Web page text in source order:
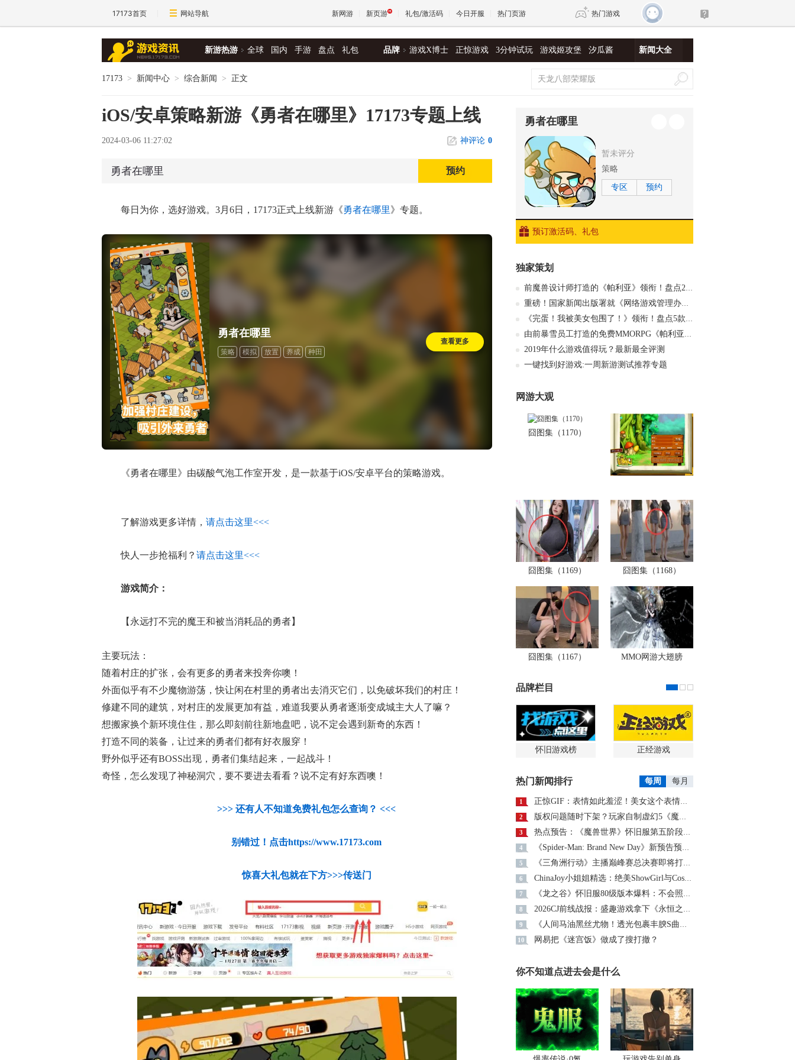
17173首页 网站导航 新网游 新页游 礼包/激活码 今日开服 热门页游 热门游戏
王权与自由 诛仙世界 新仙侠5
新游热游 全球 国内 手游 盘点 礼包 品牌 游戏X博士 正惊游戏 3分钟试玩 游戏姬攻堡 汐瓜酱 新闻大全
17173 > 新闻中心 > 综合新闻 > 正文
iOS/安卓策略新游《勇者在哪里》17173专题上线
2024-03-06 11:27:02 神评论 0
勇者在哪里 预约
每日为你，选好游戏。3月6日，17173正式上线新游《勇者在哪里》专题。
勇者在哪里
策略 模拟 放置 养成 种田
查看更多
《勇者在哪里》由碳酸气泡工作室开发，是一款基于iOS/安卓平台的策略游戏。
了解游戏更多详情， 请点击这里<<<
快人一步抢福利？ 请点击这里<<<
游戏简介：
【永远打不完的魔王和被当消耗品的勇者】
主要玩法：
随着村庄的扩张，会有更多的勇者来投奔你噢！
外面似乎有不少魔物游荡，快让闲在村里的勇者出去消灭它们，以免破坏我们的村庄！
修建不同的建筑，对村庄的发展更加有益，难道我要从勇者逐渐变成城主大人了嘛？
想搬家换个新环境住住，那么即刻前往新地盘吧，说不定会遇到新奇的东西！
打造不同的装备，让过来的勇者们都有好衣服穿！
野外似乎还有BOSS出现，勇者们集结起来，一起战斗！
奇怪，怎么发现了神秘洞穴，要不要进去看看？说不定有好东西噢！
>>> 还有人不知道免费礼包怎么查询？ <<<
别错过！点击https://www.17173.com
惊喜大礼包就在下方>>>传送门
勇者在哪里
暂未评分
策略
专区 预约
预订激活码、礼包
独家策划
前魔兽设计师打造的《帕利亚》领衔！盘点20…
重磅！国家新闻出版署就《网络游戏管理办法…
《完蛋！我被美女包围了！》领衔！盘点5款…
由前暴雪员工打造的免费MMORPG《帕利亚》如…
2019年什么游戏值得玩？最新最全评测
一键找到好游戏:一周新游测试推荐专题
网游大观
囧图集（1170）
囧图集（1169） 囧图集（1168）
囧图集（1167） MMO网游大翅膀
品牌栏目
怀旧游戏榜 正经游戏
热门新闻排行 每周 每月
1 正惊GIF：表情如此羞涩！美女这个表情太好看，直接让人遐想连篇
2 版权问题随时下架？玩家自制虚幻5《魔兽世界》8月15日上线
3 热点预告：《魔兽世界》怀旧服第五阶段开启！《三角洲行动》开启全新宝藏月摸大红！
4 《Spider-Man: Brand New Day》新预告预计明日发布，另有一张新剧照公开
5 《三角洲行动》主播巅峰赛总决赛即将打响！8月2日，群星汇聚，新王加冕！
6 ChinaJoy小姐姐精选：绝美ShowGirl与Coser大赏！（5）
7 《龙之谷》怀旧服80级版本爆料：不会照搬正式服，这次要玩点不一样的
8 2026CJ前线战报：盛趣游戏拿下《永恒之塔2》国服代理
9 《人间马油黑丝尤物！透光包裹丰腴S曲线腰臀比0.7！简杜Q弹蛮腰裹马油丝の致命诱惑》
10 网易把《迷宫饭》做成了搜打撤？
你不知道点进去会是什么